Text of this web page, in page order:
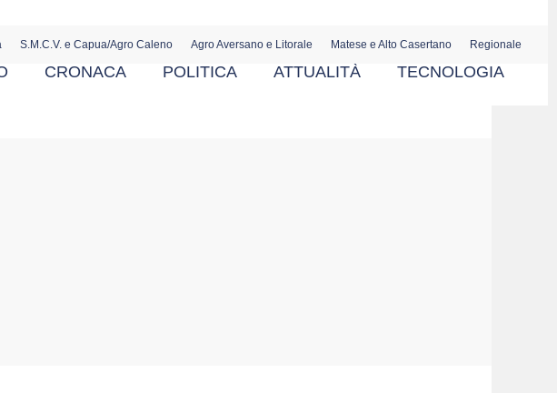
S.M.C.V. e Capua/Agro Caleno Agro Aversano e Litorale Matese e Alto Casertano Regionale
CRONACA POLITICA ATTUALITÀ TECNOLOGIA